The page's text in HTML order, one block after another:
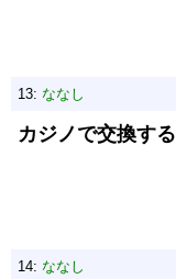
13: ななし
カジノで交換する
14: ななし